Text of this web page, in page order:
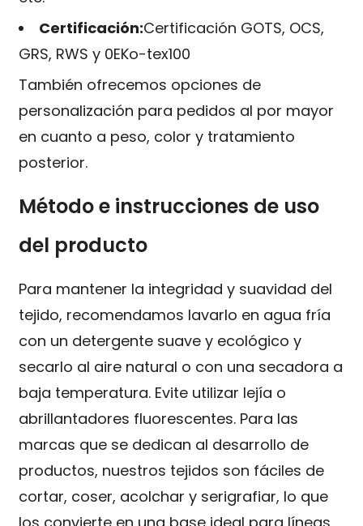
Certificación:Certificación GOTS, OCS,
GRS, RWS y 0EKo-tex100
También ofrecemos opciones de
personalización para pedidos al por mayor
en cuanto a peso, color y tratamiento
posterior.
Método e instrucciones de uso
del producto
Para mantener la integridad y suavidad del
tejido, recomendamos lavarlo en agua fría
con un detergente suave y ecológico y
secarlo al aire natural o con una secadora a
baja temperatura. Evite utilizar lejía o
abrillantadores fluorescentes. Para las
marcas que se dedican al desarrollo de
productos, nuestros tejidos son fáciles de
cortar, coser, acolchar y serigrafiar, lo que